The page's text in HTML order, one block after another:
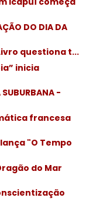
DO DIA DA
questiona t...
inicia
-
francesa
"O Tempo
do Mar